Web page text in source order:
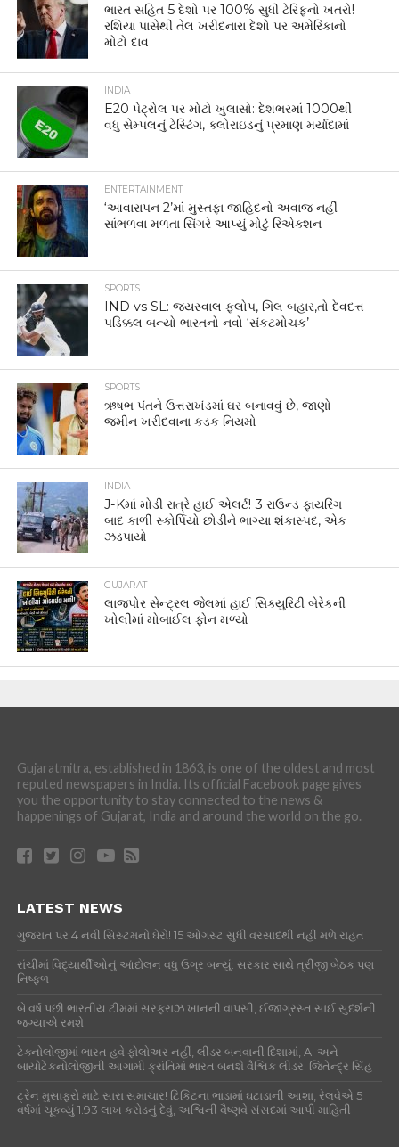
ભારત સહિત 5 દેશો પર 100% સુધી ટેરિફનો ખતરો!
રશિયા પાસેથી તેલ ખરીદનારા દેશો પર અમેરિકાનો
મોટો દાવ
INDIA
E20 પેટ્રોલ પર મોટો ખુલાસો: દેશભરમાં 1000થી
વધુ સેમ્પલનું ટેસ્ટિંગ, ક્લોરાઇડનું પ્રમાણ મર્યાદામાં
ENTERTAINMENT
‘આવારાપન 2’માં મુસ્તફા જાહિદનો અવાજ નહીં
સાંભળવા મળતા સિંગરે આપ્યું મોટું રિએક્શન
SPORTS
IND vs SL: જયસ્વાલ ફ્લોપ, ગિલ બહાર,તો દેવદત્ત
પડિક્કલ બન્યો ભારતનો નવો ‘સંકટમોચક’
SPORTS
ઋષભ પંતને ઉત્તરાખંડમાં ઘર બનાવવું છે, જાણો
જમીન ખરીદવાના કડક નિયમો
INDIA
J-Kમાં મોડી રાત્રે હાઈ એલર્ટ! 3 રાઉન્ડ ફાયરિંગ
બાદ કાળી સ્કોર્પિયો છોડીને ભાગ્યા શંકાસ્પદ, એક
ઝડપાયો
GUJARAT
લાજપોર સેન્ટ્રલ જેલમાં હાઈ સિક્યુરિટી બેરેકની
ખોલીમાં મોબાઈલ ફોન મળ્યો
Gujaratmitra, established in 1863, is one of the oldest and most
reputed newspapers in India. Its official Facebook page gives
you the opportunity to stay connected to the news &
happenings of Gujarat, India and around the world on the go.
LATEST NEWS
ગુજરાત પર 4 નવી સિસ્ટમનો ઘેરો! 15 ઓગસ્ટ સુધી વરસાદથી નહીં મળે રાહત
રાંચીમાં વિદ્યાર્થીઓનું આંદોલન વધુ ઉગ્ર બન્યું: સરકાર સાથે ત્રીજી બેઠક પણ
નિષ્ફળ
બે વર્ષ પછી ભારતીય ટીમમાં સરફરાઝ ખાનની વાપસી, ઈજાગ્રસ્ત સાઈ સુદર્શની
જગ્યાએ રમશે
ટેક્નોલોજીમાં ભારત હવે ફોલોઅર નહીં, લીડર બનવાની દિશામાં, AI અને
બાયોટેકનોલોજીની આગામી ક્રાંતિમાં ભારત બનશે વૈશ્વિક લીડર: જિતેન્દ્ર સિંહ
ટ્રેન મુસાફરો માટે સારા સમાચાર! ટિકિટના ભાડામાં ઘટાડાની આશા, રેલવેએ 5
વર્ષમાં ચૂકવ્યું 1.93 લાખ કરોડનું દેવું, અશ્વિની વૈષ્ણવે સંસદમાં આપી માહિતી